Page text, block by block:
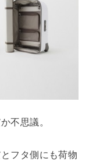
不思議。
フタ側にも荷物